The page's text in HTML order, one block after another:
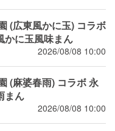
かに玉風味まん
2026/08/08 10:00
まん
2026/08/08 10:00